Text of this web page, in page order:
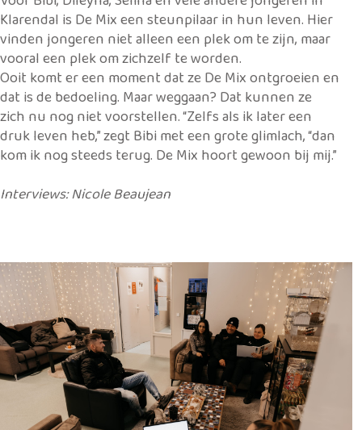
Klarendal is De Mix een steunpilaar in hun leven. Hier
vinden jongeren niet alleen een plek om te zijn, maar
vooral een plek om zichzelf te worden.
Ooit komt er een moment dat ze De Mix ontgroeien en
dat is de bedoeling. Maar weggaan? Dat kunnen ze
zich nu nog niet voorstellen. “Zelfs als ik later een
druk leven heb,” zegt Bibi met een grote glimlach, “dan
kom ik nog steeds terug. De Mix hoort gewoon bij mij.”
Interviews: Nicole Beaujean